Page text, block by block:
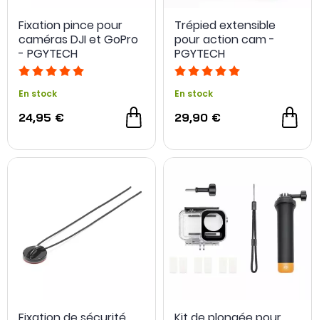
Fixation pince pour
caméras DJI et GoPro
- PGYTECH
En stock
24,95 €
Trépied extensible
pour action cam -
PGYTECH
En stock
29,90 €